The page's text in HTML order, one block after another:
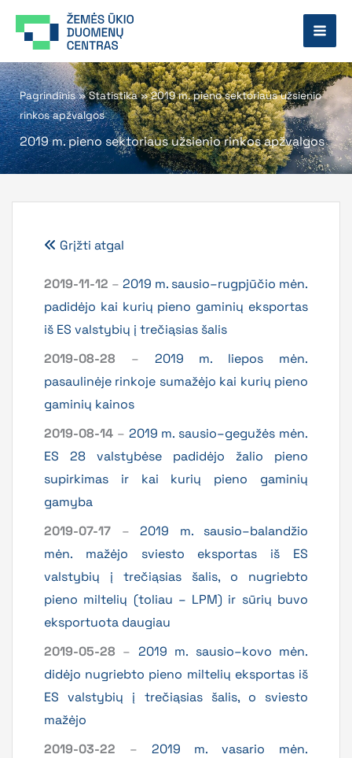
prie
Pagrindinis»Statistika»2019 m. pieno sektoriaus užsienio
rinkos apžvalgos
2019 m. pieno sektoriaus užsienio rinkos apžvalgos
Grįžti atgal
2019-11-12 – 2019 m. sausio–rugpjūčio mėn.
padidėjo kai kurių pieno gaminių eksportas
iš ES valstybių į trečiąsias šalis
2019-08-28 – 2019 m. liepos mėn.
pasaulinėje rinkoje sumažėjo kai kurių pieno
gaminių kainos
2019-08-14 – 2019 m. sausio–gegužės mėn.
ES 28 valstybėse padidėjo žalio pieno
supirkimas ir kai kurių pieno gaminių
gamyba
2019-07-17 – 2019 m. sausio–balandžio
mėn. mažėjo sviesto eksportas iš ES
valstybių į trečiąsias šalis, o nugriebto
pieno miltelių (toliau – LPM) ir sūrių buvo
eksportuota daugiau
2019-05-28 – 2019 m. sausio–kovo mėn.
didėjo nugriebto pieno miltelių eksportas iš
ES valstybių į trečiąsias šalis, o sviesto
mažėjo
2019-03-22 – 2019 m. vasario mėn.